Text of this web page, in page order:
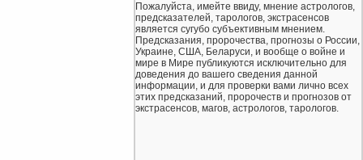
Пожалуйста, имейте ввиду, мнение астрологов,
предсказателей, тарологов, экстрасенсов
является сугубо субъективным мнением.
Предсказания, пророчества, прогнозы о России,
Украине, США, Беларуси, и вообще о войне и
мире в Мире публикуются исключительно для
доведения до вашего сведения данной
информации, и для проверки вами лично всех
этих предсказаний, пророчеств и прогнозов от
экстрасенсов, магов, астрологов, тарологов.